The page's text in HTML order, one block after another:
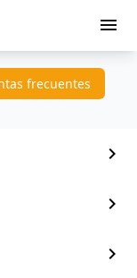
menu
frecuentes
chevron_right
chevron_right
chevron_right